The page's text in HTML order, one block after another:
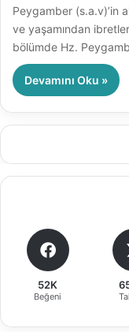
Peygamber (s.a.v)’in
ve yaşamından
bölümde Hz.
Devamını Oku »
52K
Beğeni